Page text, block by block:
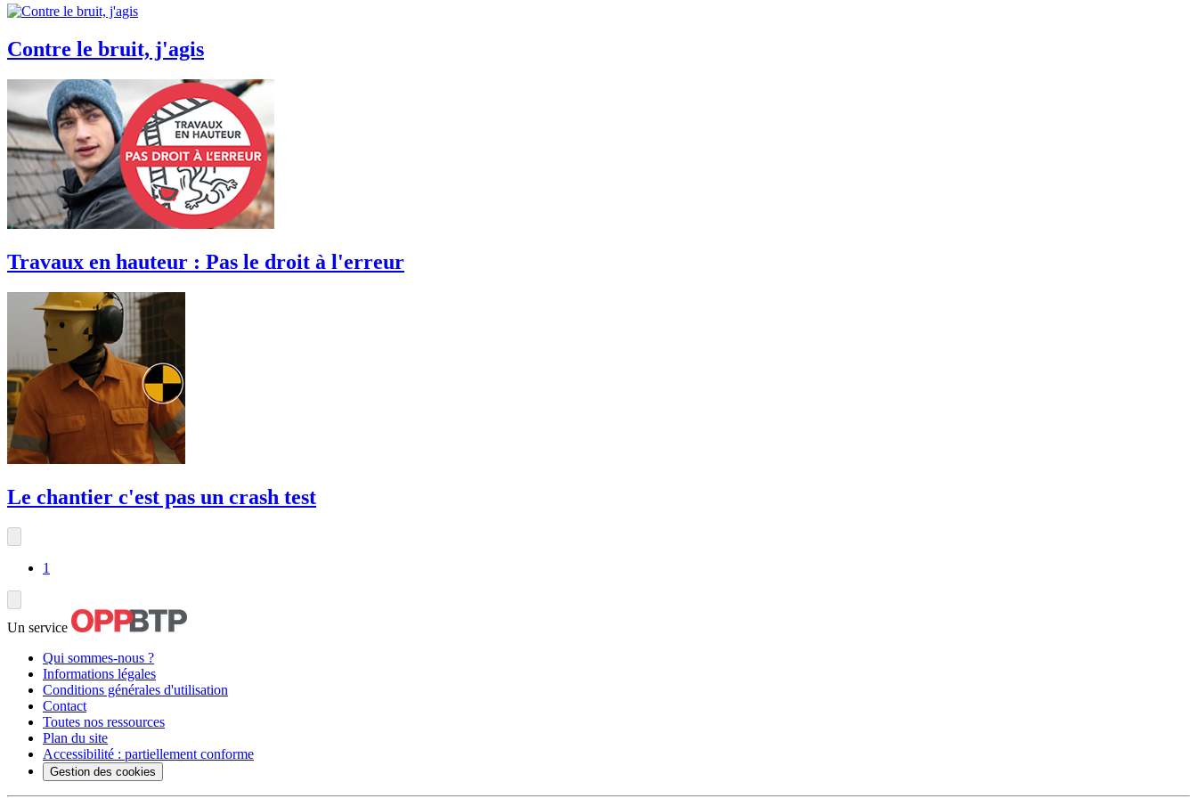
Contre le bruit, j'agis
Travaux en hauteur : Pas le droit à l'erreur
Le chantier c'est pas un crash test
1
Un service
Qui sommes-nous ?
Informations légales
Conditions générales d'utilisation
Contact
Toutes nos ressources
Plan du site
Accessibilité : partiellement conforme
Gestion des cookies